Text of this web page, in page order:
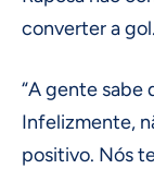
converter a gol.
“A gente sabe
Infelizmente,
positivo. Nós